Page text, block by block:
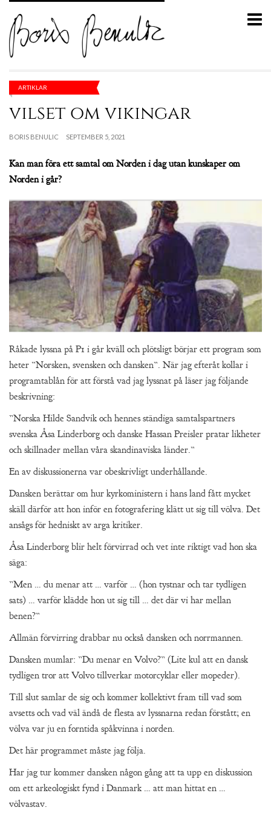
ARTIKLAR
vilset om vikingar
BORIS BENULIC SEPTEMBER 5, 2021
Kan man föra ett samtal om Norden i dag utan kunskaper om
Norden i går?
Råkade lyssna på P1 i går kväll och plötsligt börjar ett program som
heter ”Norsken, svensken och dansken”. När jag efteråt kollar i
programtablån för att förstå vad jag lyssnat på läser jag följande
beskrivning:
”Norska Hilde Sandvik och hennes ständiga samtalspartners
svenska Åsa Linderborg och danske Hassan Preisler pratar likheter
och skillnader mellan våra skandinaviska länder.”
En av diskussionerna var obeskrivligt underhållande.
Dansken berättar om hur kyrkoministern i hans land fått mycket
skäll därför att hon inför en fotografering klätt ut sig till völva. Det
ansågs för hedniskt av arga kritiker.
Åsa Linderborg blir helt förvirrad och vet inte riktigt vad hon ska
säga:
”Men … du menar att … varför … (hon tystnar och tar tydligen
sats) … varför klädde hon ut sig till … det där vi har mellan
benen?”
Allmän förvirring drabbar nu också dansken och norrmannen.
Dansken mumlar: ”Du menar en Volvo?” (Lite kul att en dansk
tydligen tror att Volvo tillverkar motorcyklar eller mopeder).
Till slut samlar de sig och kommer kollektivt fram till vad som
avsetts och vad väl ändå de flesta av lyssnarna redan förstått; en
völva var ju en forntida spåkvinna i norden.
Det här programmet måste jag följa.
Har jag tur kommer dansken någon gång att ta upp en diskussion
om ett arkeologiskt fynd i Danmark … att man hittat en …
völvastav.